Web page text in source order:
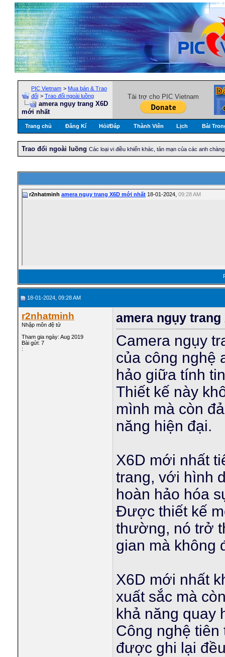
PIC Vietnam > Mua bán & Trao
đổi > Trao đổi ngoài luồng
amera ngụy trang X6D
mới nhất
Tài trợ cho PIC Vietnam
Trang chủ Đăng Kí Hỏi/Ðáp Thành Viên Lịch Bài
Trao đổi ngoài luồng Các loại vi điều khiển khác, tản mạn của các anh
r2nhatminh amera ngụy trang X6D mới nhất 18-01-2024, 09:28 AM
18-01-2024, 09:28 AM
r2nhatminh
Nhập môn đệ tử
Tham gia ngày: Aug 2019
Bài gửi: 7
:
amera ngụy
Camera ngụy
của công nghệ
hảo giữa tính
Thiết kế này
mình mà còn
năng hiện đại.
X6D mới nhất
trang, với hình
hoàn hảo hóa
Được thiết kế
thường, nó trở
gian mà không
X6D mới nhất
xuất sắc mà
khả năng quay
Công nghệ
được ghi lại